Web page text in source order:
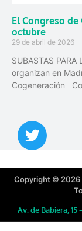
El Congreso
octubre
29 de abril de 2026
SUBASTAS
organizan en
Cogeneración
Copyright © 2026
Av. de Babiera,
91 724 03 69